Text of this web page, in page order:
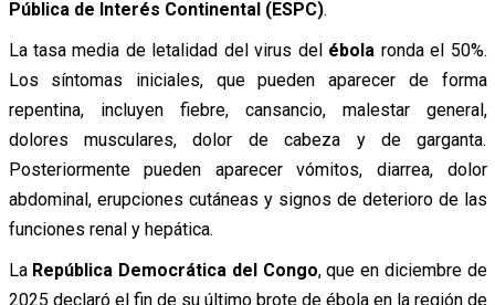
Pública de Interés Continental (ESPC).
La tasa media de letalidad del virus del ébola ronda el 50%.
Los síntomas iniciales, que pueden aparecer de forma
repentina, incluyen fiebre, cansancio, malestar general,
dolores musculares, dolor de cabeza y de garganta.
Posteriormente pueden aparecer vómitos, diarrea, dolor
abdominal, erupciones cutáneas y signos de deterioro de las
funciones renal y hepática.
La República Democrática del Congo, que en diciembre de
2025 declaró el fin de su último brote de ébola en la región de